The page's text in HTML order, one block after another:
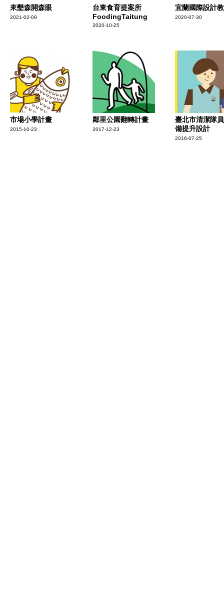
來墾森開森眼
2021-02-09
台東食育提案所
FoodingTaitung
2020-10-25
宜蘭國際設計
2020-07-30
市場小學計畫
2015-10-23
鄰里公園翻轉計畫
2017-12-23
臺北市清潔隊
備提升設計
2016-07-25